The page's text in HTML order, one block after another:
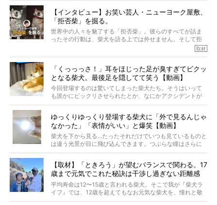
語でした。
※画像はすべてイメージです
※この記事は個人の感想であり、効果・効能を示すものではありません
そんな噂を聞きつけ、今回はハワイの柴犬たちを取材して
きました！
【インタビュー】お笑い芸人・ニューヨーク屋敷、
「拒否柴」を掘る。
世界中の人々を魅了する「拒否柴」。彼らのすべてが詰ま
ったその行動は、柴犬を語る上では外せません。そして拒
否柴がここまで話題になるのは、“映える”ことも理由のひと
がるのでしょうか。
最近版画製作を始めた、お笑いコンビ「ニューヨーク」の
屋敷裕政さんに、拒否柴を掘っていただきました！ イン
タビューと合わせてご覧ください。
取材
「くっっっさ！」耳をほじった足が臭すぎてビクッ
となる柴犬。最後足を隠してて笑う【動画】
今回登場するのは驚いてしまった柴犬たち。そうはいって
も誰かにビックリさせられたとか、なにかアクシデントが
起きたとか、そういうことが原因ではありません。全ての
ゆっくりゆっくり登場する柴犬に「外で見るんじゃ
なかった」「表情がいい」と爆笑【動画】
柴犬を下から見る…たったそれだけでいつも見ているものと
は違う光景が目に飛び込んできます。つぶらな瞳はさらに
つぶらに見え、モフモフのお顔はさらにモフモフに見えま
【取材】「ときろう」が望むバランスで関わる。17
歳まで元気でこれた秘訣は干渉し過ぎない距離感
#38ときろう
平均寿命は12〜15歳と言われる柴犬。そこで我が『柴犬ラ
イフ』では、12歳を超えてもなお元気な柴犬を、憧れと敬
意を込めて“レジェンド柴”と呼んでいます。 この特集で